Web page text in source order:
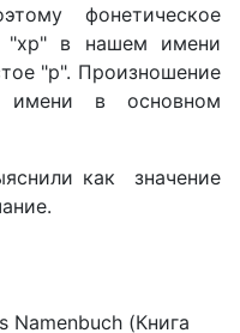
фонетическое
"хр" в нашем имени
"р". Произношение
в основном
как значение
Namenbuch (Книга